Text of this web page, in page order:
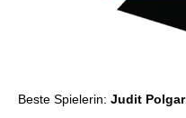
Beste Spielerin: Judit Polgar